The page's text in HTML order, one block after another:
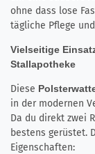
ohne dass lose
tägliche Pflege
Vielseitige
Stallapotheke
Diese
in der modernen
Da du direkt zwei
bestens gerüstet.
Eigenschaften: